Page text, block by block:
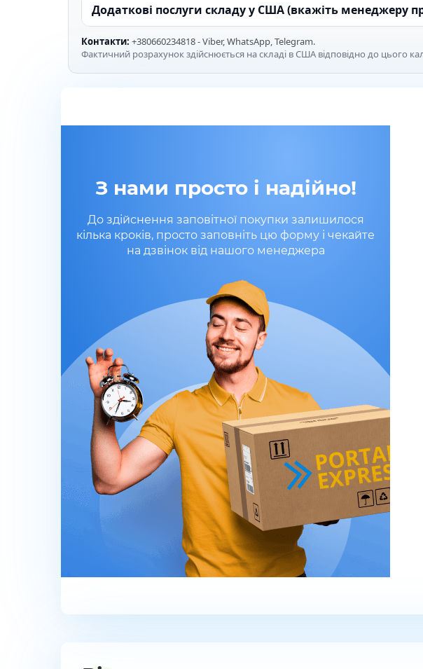
Додаткові послуги складу у США (вкажіть менеджеру
Контакти: +380660234818 - Viber, WhatsApp, Telegram.
Фактичний розрахунок здійснюється на складі в США відповідно до цього
З нами просто і надійно!
До здійснення заповітної покупки залишилося
кілька кроків, просто заповніть цю форму і чекайте
на дзвінок від нашого менеджера